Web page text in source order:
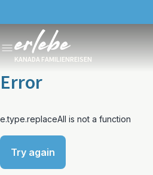
KANADA FAMILIENREISEN
Error
e.type.replaceAll is not a function
Try again